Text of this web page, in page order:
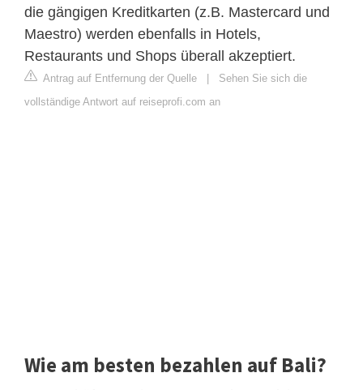
die gängigen Kreditkarten (z.B. Mastercard und
Maestro) werden ebenfalls in Hotels,
Restaurants und Shops überall akzeptiert.
Antrag auf Entfernung der Quelle
Sehen Sie sich die
vollständige Antwort auf reiseprofi.com an
Wie am besten bezahlen auf Bali?